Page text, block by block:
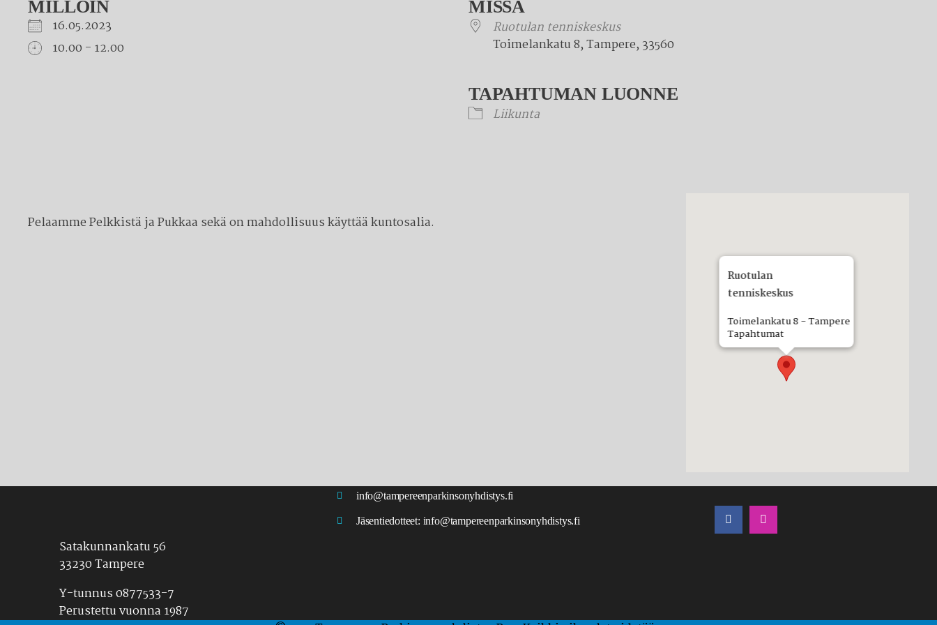
MILLOIN
16.05.2023
10.00 - 12.00
MISSÄ
Ruotulan tenniskeskus
Toimelankatu 8, Tampere, 33560
TAPAHTUMAN LUONNE
Liikunta
Ruotulan
tenniskeskus
Toimelankatu 8 - Tampere
Tapahtumat
Pelaamme Pelkkistä ja Pukkaa sekä on mahdollisuus käyttää kuntosalia.
Satakunnankatu 56
33230 Tampere
Y-tunnus 0877533-7
Perustettu vuonna 1987
info@tampereenparkinsonyhdistys.fi
Jäsentiedotteet: info@tampereenparkinsonyhdistys.fi